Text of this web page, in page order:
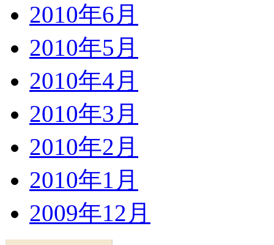
2010年6月
2010年5月
2010年4月
2010年3月
2010年2月
2010年1月
2009年12月